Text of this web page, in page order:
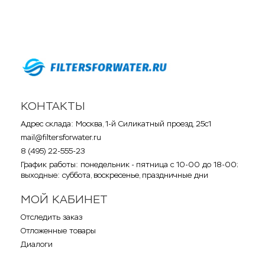
КОНТАКТЫ
Адрес склада: Москва, 1-й Силикатный проезд, 25с1
mail@filtersforwater.ru
8 (495) 22-555-23
График работы: понедельник - пятница с 10-00 до 18-00;
выходные: суббота, воскресенье, праздничные дни
МОЙ КАБИНЕТ
Отследить заказ
Отложенные товары
Диалоги